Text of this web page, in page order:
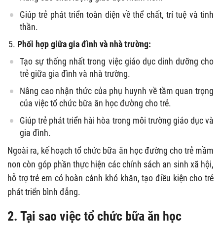
Giúp trẻ phát triển toàn diện về thể chất, trí tuệ và tinh
thần.
Phối hợp giữa gia đình và nhà trường:
Tạo sự thống nhất trong việc giáo dục dinh dưỡng cho
trẻ giữa gia đình và nhà trường.
Nâng cao nhận thức của phụ huynh về tầm quan trọng
của việc tổ chức bữa ăn học đường cho trẻ.
Giúp trẻ phát triển hài hòa trong môi trường giáo dục và
gia đình.
Ngoài ra, kế hoạch tổ chức bữa ăn học đường cho trẻ mầm
non còn góp phần thực hiện các chính sách an sinh xã hội,
hỗ trợ trẻ em có hoàn cảnh khó khăn, tạo điều kiện cho trẻ
phát triển bình đẳng.
2. Tại sao việc tổ chức bữa ăn học